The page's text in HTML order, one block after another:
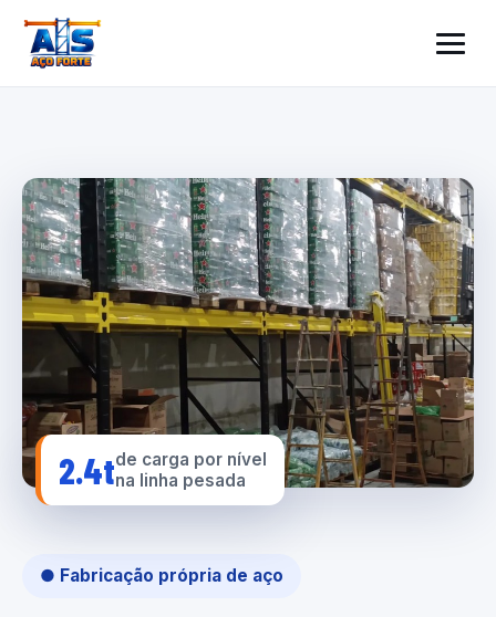
● Fabricação própria de aço
2.4tde carga por nível
na linha pesada